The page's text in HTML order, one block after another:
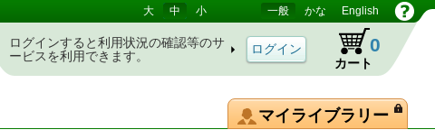
大 中 小 一般 かな English
ログインすると利用状況の確認等のサ
ービスを利用できます。
カート
0
マイライブラリー